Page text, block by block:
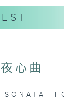
美樂之中重新
心曲
SONATA